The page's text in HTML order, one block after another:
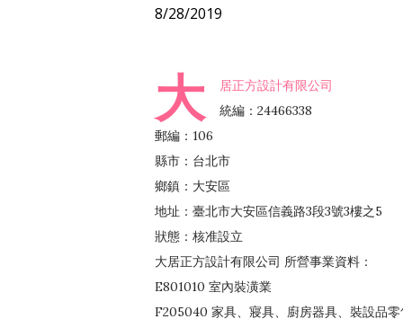
8/28/2019
大
居正方設計有限公司
統編：24466338
郵編：106
縣市：台北市
鄉鎮：大安區
地址：臺北市大安區信義路3段3號3樓之5
狀態：核准設立
大居正方設計有限公司 所營事業資料：
E801010 室內裝潢業
F205040 家具、寢具、廚房器具、裝設品零